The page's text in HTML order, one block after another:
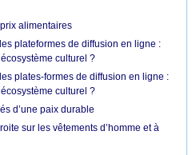
alimentaires
plateformes de diffusion en ligne :
culturel ?
plates-formes de diffusion en ligne :
culturel ?
d’une paix durable
sur les vêtements d’homme et à